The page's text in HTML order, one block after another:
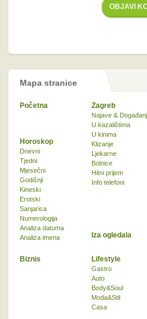
OBJAVI
Mapa stranice
Početna Zagreb
Najave &
U kazalištima
U kinima
Klizanje
Ljekarne
Bolnice
Hitni prijem
Info telefoni
Biznis Lifestyle
Gastro
Auto
Body&Soul
Moda&Stil
Casa
Horoskop
Dnevni
Tjedni
Mjesečni
Godišnji
Kineski
Erotski
Sanjarica
Numerologija
Analiza datuma
Analiza imena
Iza ogledala